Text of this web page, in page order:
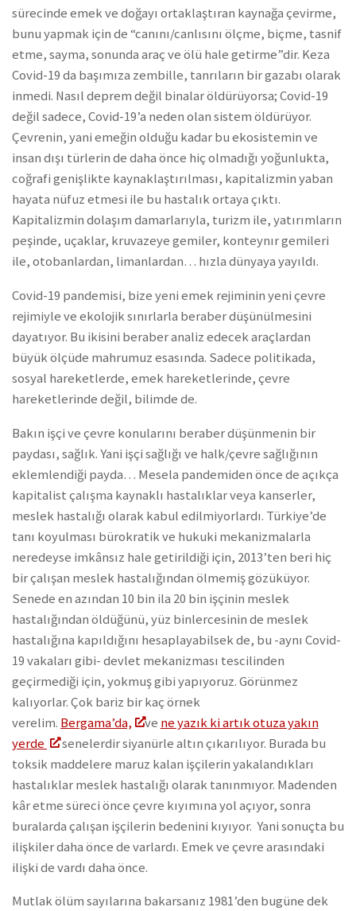
sürecinde emek ve doğayı ortaklaştıran kaynağa çevirme,
bunu yapmak için de “canını/canlısını ölçme, biçme, tasnif
etme, sayma, sonunda araç ve ölü hale getirme”dir. Keza
Covid-19 da başımıza zembille, tanrıların bir gazabı olarak
inmedi. Nasıl deprem değil binalar öldürüyorsa; Covid-19
değil sadece, Covid-19’a neden olan sistem öldürüyor.
Çevrenin, yani emeğin olduğu kadar bu ekosistemin ve
insan dışı türlerin de daha önce hiç olmadığı yoğunlukta,
coğrafi genişlikte kaynaklaştırılması, kapitalizmin yaban
hayata nüfuz etmesi ile bu hastalık ortaya çıktı.
Kapitalizmin dolaşım damarlarıyla, turizm ile, yatırımların
peşinde, uçaklar, kruvazeye gemiler, konteynır gemileri
ile, otobanlardan, limanlardan… hızla dünyaya yayıldı.
Covid-19 pandemisi, bize yeni emek rejiminin yeni çevre
rejimiyle ve ekolojik sınırlarla beraber düşünülmesini
dayatıyor. Bu ikisini beraber analiz edecek araçlardan
büyük ölçüde mahrumuz esasında. Sadece politikada,
sosyal hareketlerde, emek hareketlerinde, çevre
hareketlerinde değil, bilimde de.
Bakın işçi ve çevre konularını beraber düşünmenin bir
paydası, sağlık. Yani işçi sağlığı ve halk/çevre sağlığının
eklemlendiği payda… Mesela pandemiden önce de açıkça
kapitalist çalışma kaynaklı hastalıklar veya kanserler,
meslek hastalığı olarak kabul edilmiyorlardı. Türkiye’de
tanı koyulması bürokratik ve hukuki mekanizmalarla
neredeyse imkânsız hale getirildiği için, 2013’ten beri hiç
bir çalışan meslek hastalığından ölmemiş gözüküyor.
Senede en azından 10 bin ila 20 bin işçinin meslek
hastalığından öldüğünü, yüz binlercesinin de meslek
hastalığına kapıldığını hesaplayabilsek de, bu -aynı Covid-
19 vakaları gibi- devlet mekanizması tescilinden
geçirmediği için, yokmuş gibi yapıyoruz. Görünmez
kalıyorlar. Çok bariz bir kaç örnek
verelim. Bergama’da, ve ne yazık ki artık otuza yakın
yerde
senelerdir siyanürle altın çıkarılıyor. Burada bu
toksik maddelere maruz kalan işçilerin yakalandıkları
hastalıklar meslek hastalığı olarak tanınmıyor. Madenden
kâr etme süreci önce çevre kıyımına yol açıyor, sonra
buralarda çalışan işçilerin bedenini kıyıyor. Yani sonuçta bu
ilişkiler daha önce de varlardı. Emek ve çevre arasındaki
ilişki de vardı daha önce.
Mutlak ölüm sayılarına bakarsanız 1981’den bugüne dek